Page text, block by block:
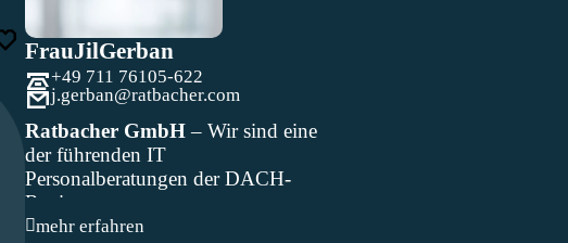
FrauJilGerban
+49 711 76105-622
j.gerban@ratbacher.com
Ratbacher GmbH – Wir sind eine
der führenden IT
Personalberatungen der DACH-
Region.
mehr erfahren